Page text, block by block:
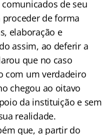
de seu
de forma
elaboração e
assim, ao deferir a
que no caso
com um verdadeiro
chegou ao oitavo
da instituição e sem
realidade.
que, a partir do